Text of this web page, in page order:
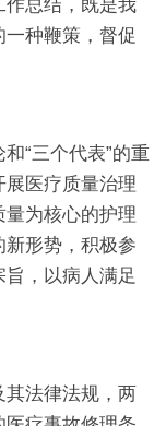
作总结，既是我
种鞭策，督促
“三个代表”的重
医疗质量治理
为核心的护理
新形势，积极参
，以病人满足
其法律法规，两